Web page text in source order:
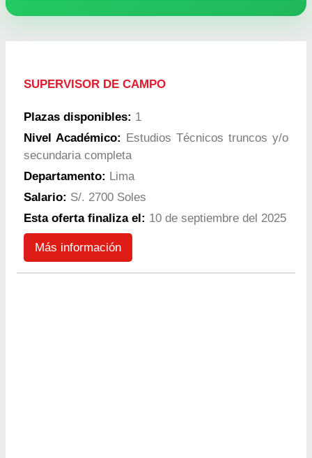
SUPERVISOR DE CAMPO
Plazas disponibles: 1
Nivel Académico:
Estudios Técnicos truncos y/o
secundaria completa
Departamento: Lima
Salario: S/. 2700 Soles
Esta oferta finaliza el: 10 de septiembre del 2025
Más información